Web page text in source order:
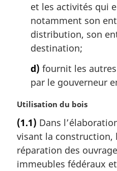
et les activités qui
notamment son
distribution, son
destination;
d) fournit les
par le gouverneur
N
t
e
m
a
Utilisation du bois
(1.1) Dans
visant la construction,
réparation des
immeubles fédéraux